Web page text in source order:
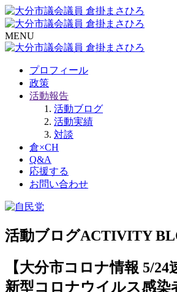
MENU
プロフィール
政策
活動報告
活動ブログ
活動実績
対談
倉×CH
Q&A
応援する
お問い合わせ
活動ブログACTIVITY
【大分市コロナ情報 5/24
新型コロナウイルス感染